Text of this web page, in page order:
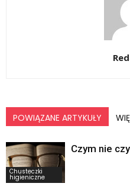
POWIĄZANE ARTYKUŁY
Chusteczki
higieniczne
Czym nie